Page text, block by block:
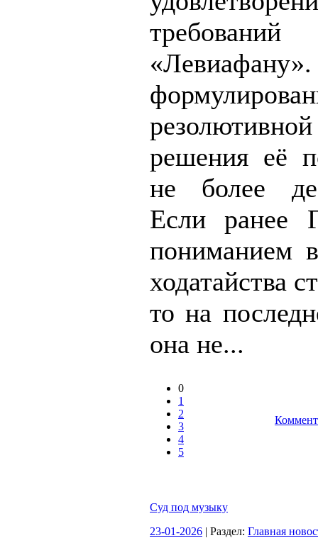
решения её
не более
Если ранее
пониманием
ходатайства
то на
она не...
0
1
2
3
4
5
Суд под музыку
23-01-2026 | Раздел: Главная